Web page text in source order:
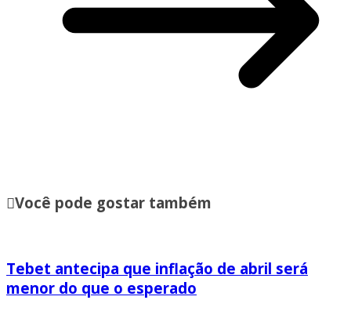
Você pode gostar também
Tebet antecipa que inflação de abril será
menor do que o esperado